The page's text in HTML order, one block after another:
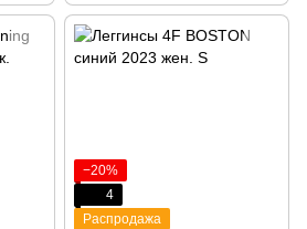
−20%
4
Распродажа